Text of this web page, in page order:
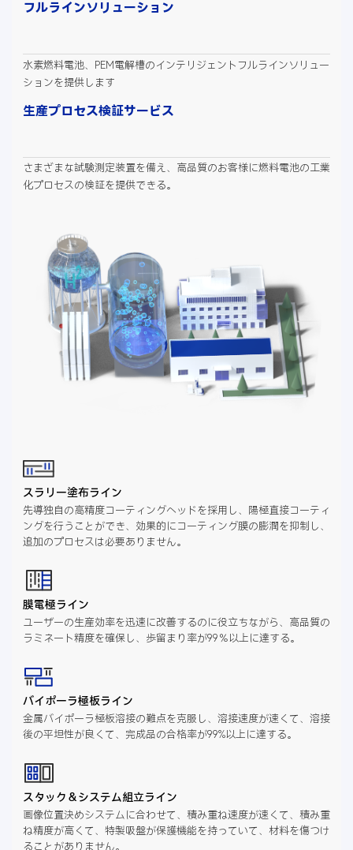
フルラインソリューション
水素燃料電池、PEM電解槽のインテリジェントフルラインソリュー
ションを提供します
生産プロセス検証サービス
さまざまな試験測定装置を備え、高品質のお客様に燃料電池の工業
化プロセスの検証を提供できる。
スラリー塗布ライン
先導独自の高精度コーティングヘッドを採用し、陽極直接コーティ
ングを行うことができ、効果的にコーティング膜の膨潤を抑制し、
追加のプロセスは必要ありません。
膜電極ライン
ユーザーの生産効率を迅速に改善するのに役立ちながら、高品質の
ラミネート精度を確保し、歩留まり率が99％以上に達する。
バイポーラ極板ライン
金属バイポーラ極板溶接の難点を克服し、溶接速度が速くて、溶接
後の平坦性が良くて、完成品の合格率が99%以上に達する。
スタック＆システム組立ライン
画像位置決めシステムに合わせて、積み重ね速度が速くて、積み重
ね精度が高くて、特製吸盤が保護機能を持っていて、材料を傷つけ
ることがありません。